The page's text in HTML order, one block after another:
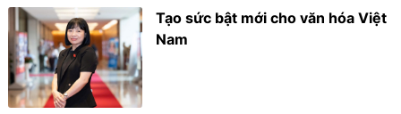
Tạo sức bật mới cho văn hóa Việt
Nam